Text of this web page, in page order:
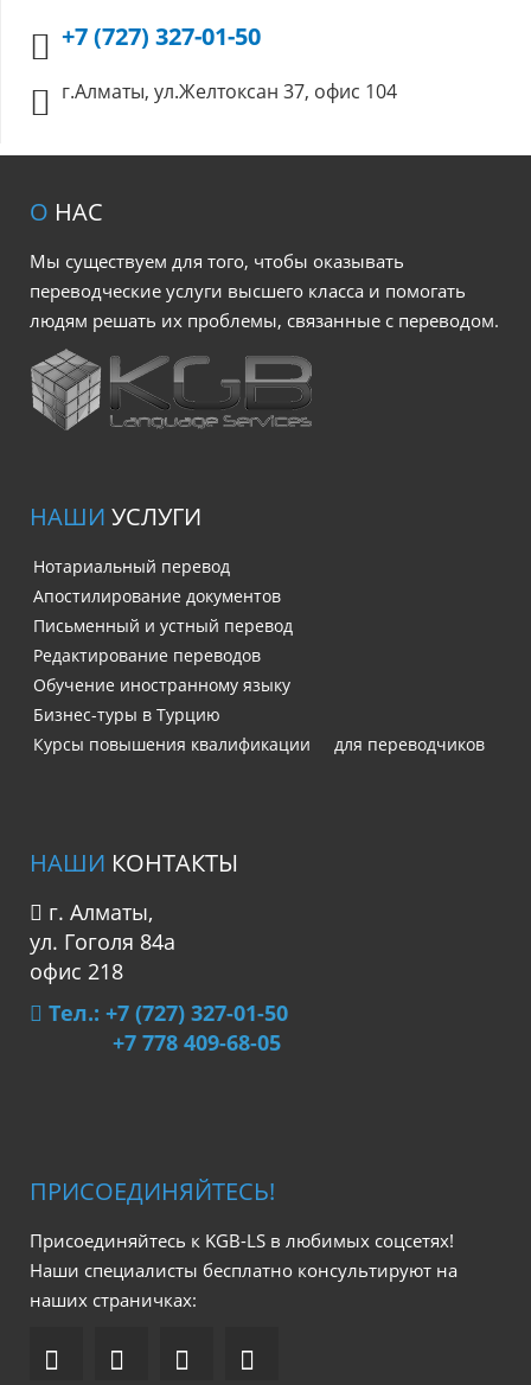
+7 (727) 327-01-50
г.Алматы, ул.Желтоксан 37, офис 104
О НАС
Мы существуем для того, чтобы оказывать
переводческие услуги высшего класса и помогать
людям решать их проблемы, связанные с переводом.
НАШИ УСЛУГИ
Нотариальный перевод
Апостилирование документов
Письменный и устный перевод
Редактирование переводов
Обучение иностранному языку
Бизнес-туры в Турцию
Курсы повышения квалификации для переводчиков
НАШИ КОНТАКТЫ
г. Алматы,
ул. Гоголя 84а
офис 218
Тел.: +7 (727) 327-01-50
+7 778 409-68-05
ПРИСОЕДИНЯЙТЕСЬ!
Присоединяйтесь к KGB-LS в любимых соцсетях!
Наши специалисты бесплатно консультируют на
наших страничках: